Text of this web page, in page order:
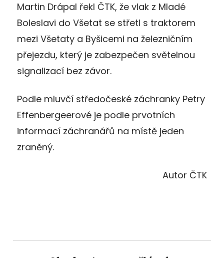
Martin Drápal řekl ČTK, že vlak z Mladé
Boleslavi do Všetat se střetl s traktorem
mezi Všetaty a Byšicemi na železničním
přejezdu, který je zabezpečen světelnou
signalizací bez závor.
Podle mluvčí středočeské záchranky Petry
Effenbergeerové je podle prvotních
informací záchranářů na místě jeden
zraněný.
Autor ČTK